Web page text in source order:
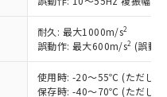
耐久: 最大1000m/s2
誤動作: 最大600m/s2 (誤動
使用時: -20～55℃ (ただし、
保存時: -40～70℃ (ただし、
び標準価格はお客
はお客様担当のオ
店・当社販売員に
化ジフェニルエーテル類
ビス(2-エチルヘキシ
以下、フタル酸ブチ
下、フタル酸ジブチル
ル酸ジイソブチル
よび制御機器に対する
PBBs(ポリ臭化ビフェ
リ臭化ジフェニルエーテ
、 DIBP(フタル酸ジ
タル酸ブチルベンジ
キシル)) : 1000ppm
棄する場合は、完
違法に輸出されな
講じます。
核兵器、ミサイ
兵器またはその他
庫あり
ないが在庫あり